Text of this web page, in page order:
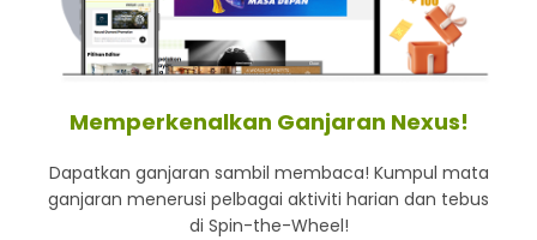
Lebih hot, viral dan sensasi
Memperkenalkan Ganjaran Nexus!
Dapatkan ganjaran sambil membaca! Kumpul mata
ganjaran menerusi pelbagai aktiviti harian dan tebus
di Spin-the-Wheel!